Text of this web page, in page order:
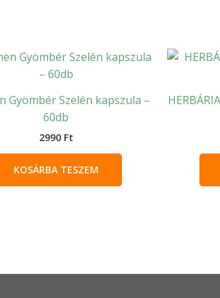
Gyömbér Szelén kapszula –
60db
2990 Ft
KOSÁRBA TESZEM